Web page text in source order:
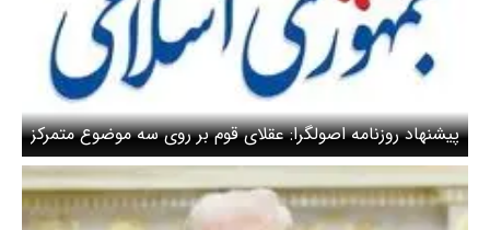
پیشنهاد روزنامه اصولگرا: عقلای قوم بر روی سه موضوع متمرکز
شوند، از مردم حمایت کنند تا دشمن از ادامه توطئه ناامید
شود